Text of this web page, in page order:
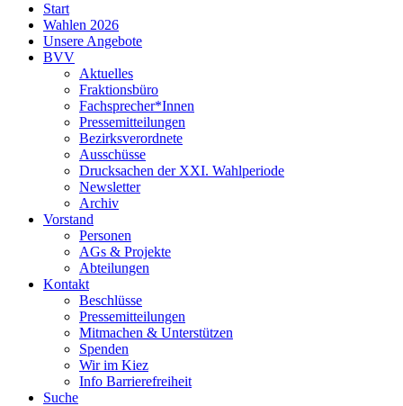
Neukölln
Start
Wahlen 2026
Unsere Angebote
BVV
Aktuelles
Fraktionsbüro
Fachsprecher*Innen
Pressemitteilungen
Bezirksverordnete
Ausschüsse
Drucksachen der XXI. Wahlperiode
Newsletter
Archiv
Vorstand
Personen
AGs & Projekte
Abteilungen
Kontakt
Beschlüsse
Pressemitteilungen
Mitmachen & Unterstützen
Spenden
Wir im Kiez
Info Barrierefreiheit
Suche